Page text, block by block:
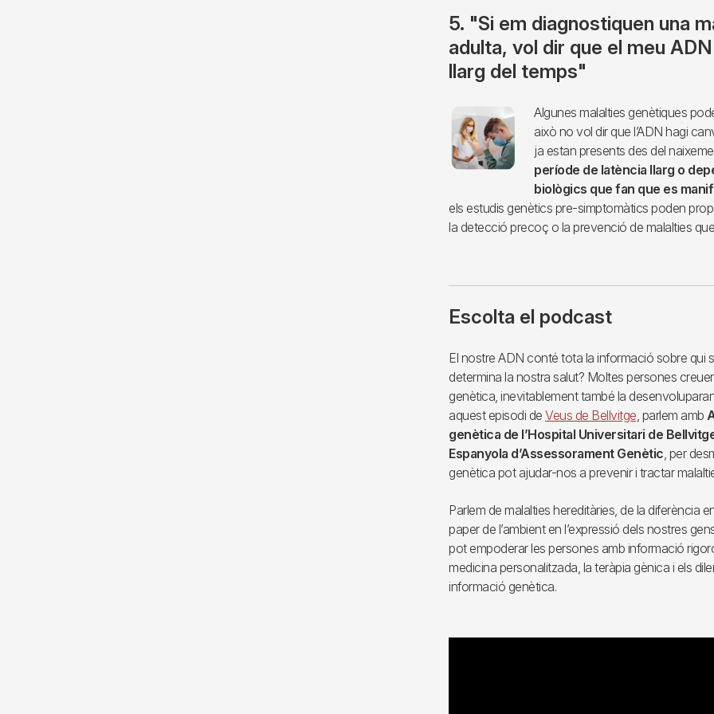
5. "Si em diagnostiquen una
adulta, vol dir que el meu
llarg del temps"
Imagen
Algunes malalties genètiques
això no vol dir que l’ADN hagi
ja estan presents des del
període de latència llarg o
biològics que fan que es
els estudis genètics pre-simptomàtics poden
la detecció precoç o la prevenció de malalties
Escolta el podcast
El nostre ADN conté tota la informació sobre qui
determina la nostra salut? Moltes persones
genètica, inevitablement també la
aquest episodi de Veus de Bellvitge , parlem amb
genètica de l’Hospital Universitari de
Espanyola d’Assessorament Genètic , per
genètica pot ajudar-nos a prevenir i tractar
Parlem de malalties hereditàries, de la diferència
paper de l’ambient en l’expressió dels nostres
pot empoderar les persones amb informació
medicina personalitzada, la teràpia gènica i els
informació genètica.